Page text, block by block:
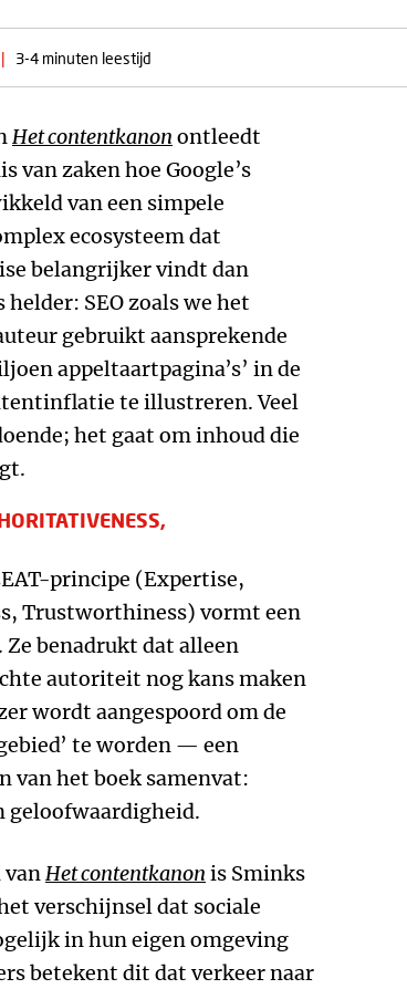
| 3-4 minuten leestijd
Het contentkanon ontleedt
van zaken hoe Google’s
van een simpele
ecosysteem dat
belangrijker vindt dan
SEO zoals we het
gebruikt aansprekende
appeltaartpagina’s’ in de
te illustreren. Veel
het gaat om inhoud die
principe (Expertise,
Trustworthiness) vormt een
Ze benadrukt dat alleen
autoriteit nog kans maken
wordt aangespoord om de
te worden — een
van het boek samenvat:
geloofwaardigheid.
vanHet contentkanon is Sminks
verschijnsel dat sociale
in hun eigen omgeving
betekent dit dat verkeer naar